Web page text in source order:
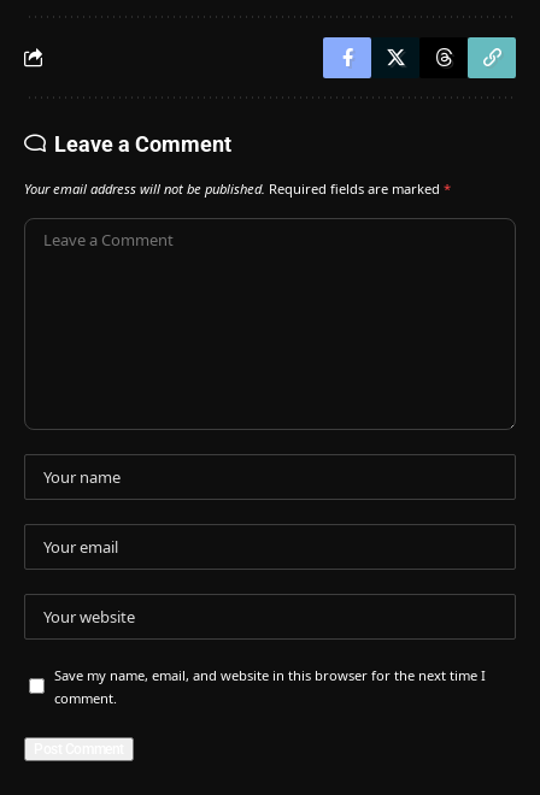
Leave a Comment
Your email address will not be published. Required fields are marked *
Save my name, email, and website in this browser for the next time I
comment.